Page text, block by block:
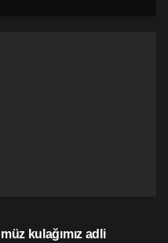
kulağımız adli